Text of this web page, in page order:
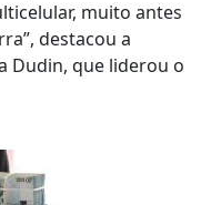
muito antes
destacou a
Dudin, que liderou o